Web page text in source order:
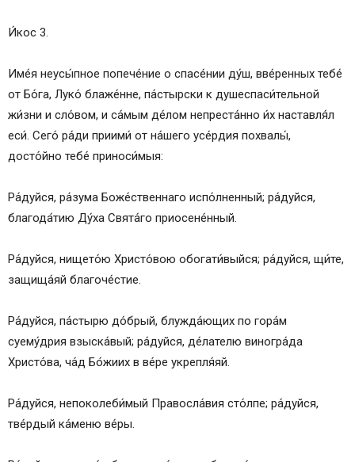
И́кос 3.
Име́я неусы́пное попече́ние о спасе́нии ду́ш, вве́ренных тебе́
от Бо́га, Луко́ блаже́нне, па́стырски к душеспаси́тельной
жи́зни и сло́вом, и са́мым де́лом непреста́нно и́х наставля́л
еси́. Сего́ ра́ди приими́ от на́шего усе́рдия похвалы́,
досто́йно тебе́ приноси́мыя:
Ра́дуйся, ра́зума Боже́ственнаго испо́лненный; ра́дуйся,
благода́тию Ду́ха Свята́го приосене́нный.
Ра́дуйся, нището́ю Христо́вою обогати́выйся; ра́дуйся, щи́те,
защища́яй благоче́стие.
Ра́дуйся, па́стырю до́брый, блужда́ющих по гора́м
суему́дрия взыска́вый; ра́дуйся, де́лателю виногра́да
Христо́ва, ча́д Бо́жиих в ве́ре укрепля́яй.
Ра́дуйся, непоколеби́мый Правосла́вия сто́лпе; ра́дуйся,
тве́рдый ка́меню ве́ры.